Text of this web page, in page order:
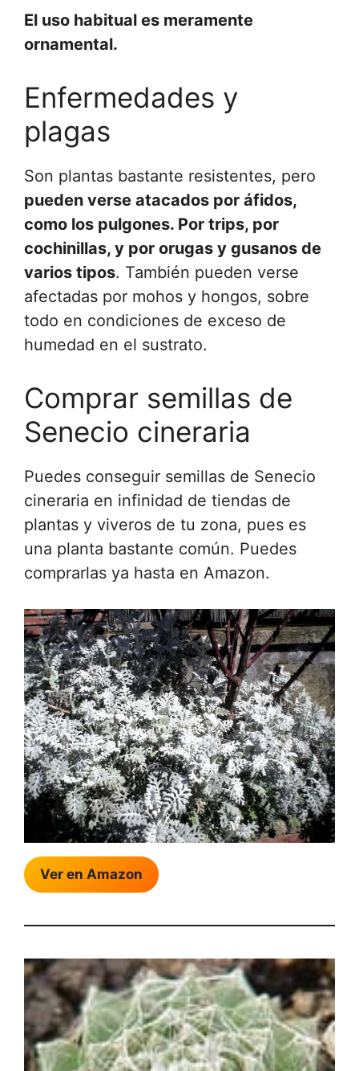
El uso habitual es meramente
ornamental.
Enfermedades y
plagas
Son plantas bastante resistentes, pero
pueden verse atacados por áfidos,
como los pulgones. Por trips, por
cochinillas, y por orugas y gusanos de
varios tipos. También pueden verse
afectadas por mohos y hongos, sobre
todo en condiciones de exceso de
humedad en el sustrato.
Comprar semillas de
Senecio cineraria
Puedes conseguir semillas de Senecio
cineraria en infinidad de tiendas de
plantas y viveros de tu zona, pues es
una planta bastante común. Puedes
comprarlas ya hasta en Amazon.
Ver en Amazon